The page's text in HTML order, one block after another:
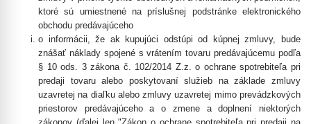
ktoré sú umiestnené na príslušnej podstránke elektronického
obchodu predávajúceho
o informácii, že ak kupujúci odstúpi od kúpnej zmluvy, bude
znášať náklady spojené s vrátením tovaru predávajúcemu podľa
§ 10 ods. 3 zákona č. 102/2014 Z.z. o ochrane spotrebiteľa pri
predaji tovaru alebo poskytovaní služieb na základe zmluvy
uzavretej na diaľku alebo zmluvy uzavretej mimo prevádzkových
priestorov predávajúceho a o zmene a doplnení niektorých